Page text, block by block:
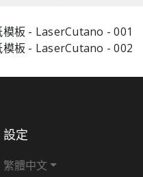
設定
繁體中文